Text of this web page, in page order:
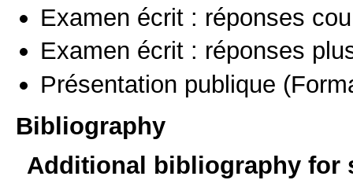
Examen écrit : réponses
Examen écrit : réponses
Présentation publique
Bibliography
Additional bibliography for